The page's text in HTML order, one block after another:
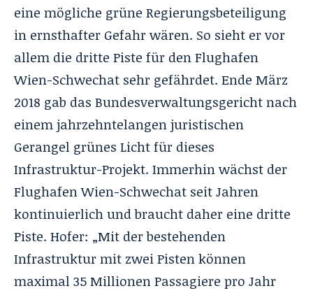
eine mögliche grüne Regierungsbeteiligung
in ernsthafter Gefahr wären. So sieht er vor
allem die dritte Piste für den Flughafen
Wien-Schwechat sehr gefährdet. Ende März
2018 gab das Bundesverwaltungsgericht nach
einem jahrzehntelangen juristischen
Gerangel grünes Licht für dieses
Infrastruktur-Projekt. Immerhin wächst der
Flughafen Wien-Schwechat seit Jahren
kontinuierlich und braucht daher eine dritte
Piste. Hofer: „Mit der bestehenden
Infrastruktur mit zwei Pisten können
maximal 35 Millionen Passagiere pro Jahr